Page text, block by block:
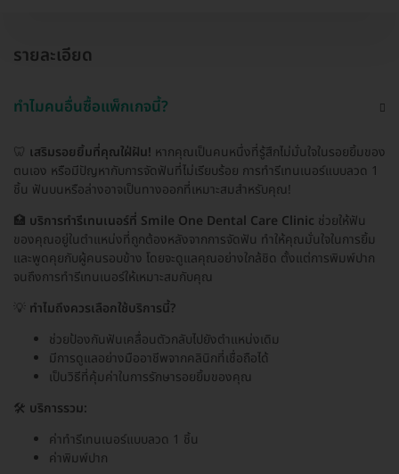
รายละเอียด
ทำไมคนอื่นซื้อแพ็กเกจนี้?
🦷 เสริมรอยยิ้มที่คุณใฝ่ฝัน! หากคุณเป็นคนหนึ่งที่รู้สึกไม่มั่นใจในรอยยิ้มของ
ตนเอง หรือมีปัญหากับการจัดฟันที่ไม่เรียบร้อย การทำรีเทนเนอร์แบบลวด 1
ชิ้น ฟันบนหรือล่างอาจเป็นทางออกที่เหมาะสมสำหรับคุณ!
🏥 บริการทำรีเทนเนอร์ที่ Smile One Dental Care Clinic ช่วยให้ฟัน
ของคุณอยู่ในตำแหน่งที่ถูกต้องหลังจากการจัดฟัน ทำให้คุณมั่นใจในการยิ้ม
และพูดคุยกับผู้คนรอบข้าง โดยจะดูแลคุณอย่างใกล้ชิด ตั้งแต่การพิมพ์ปาก
จนถึงการทำรีเทนเนอร์ให้เหมาะสมกับคุณ
💡 ทำไมถึงควรเลือกใช้บริการนี้?
ช่วยป้องกันฟันเคลื่อนตัวกลับไปยังตำแหน่งเดิม
มีการดูแลอย่างมืออาชีพจากคลินิกที่เชื่อถือได้
เป็นวิธีที่คุ้มค่าในการรักษารอยยิ้มของคุณ
🛠️ บริการรวม:
ค่าทำรีเทนเนอร์แบบลวด 1 ชิ้น
ค่าพิมพ์ปาก